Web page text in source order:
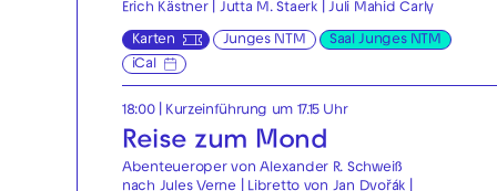
Erich Kästner | Jutta M. Staerk | Juli Mahid Carly
Karten Junges NTM
Saal Junges NTM
iCal
18:00 | Kurzeinführung um 17.15 Uhr
Reise zum Mond
Abenteueroper von Alexander R. Schweiß
nach Jules Verne | Libretto von Jan Dvořák |